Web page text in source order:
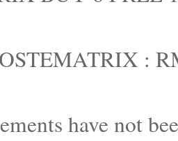
:
have not